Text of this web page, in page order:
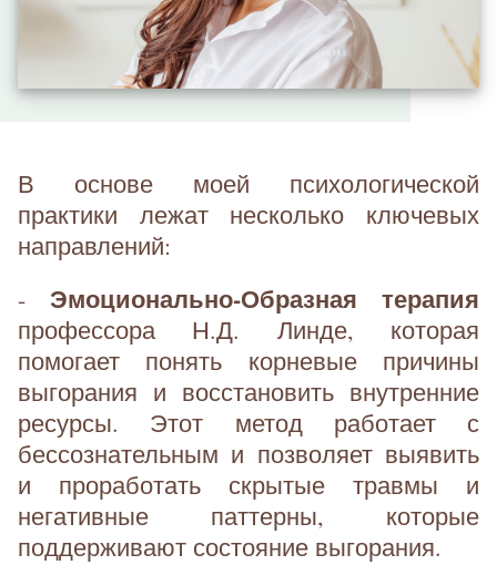
В основе моей психологической
практики лежат несколько ключевых
направлений:
- Эмоционально-Образная терапия
профессора Н.Д. Линде, которая
помогает понять корневые причины
выгорания и восстановить внутренние
ресурсы. Этот метод работает с
бессознательным и позволяет выявить
и проработать скрытые травмы и
негативные паттерны, которые
поддерживают состояние выгорания.